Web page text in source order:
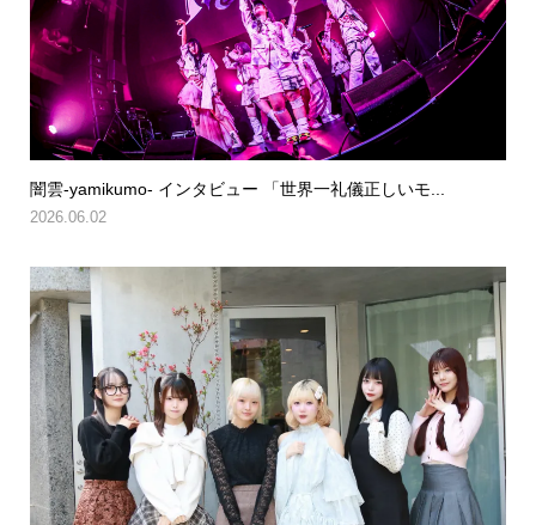
闇雲-yamikumo- インタビュー 「世界一礼儀正しいモ...
2026.06.02